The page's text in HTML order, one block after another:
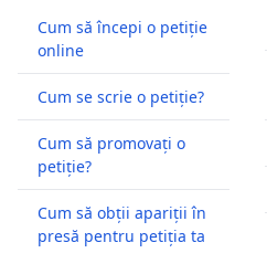
Cum să începi o petiție
online
Cum se scrie o petiție?
Cum să promovați o
petiție?
Cum să obții apariții în
presă pentru petiția ta